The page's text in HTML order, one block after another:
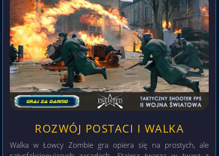
ROZWÓJ POSTACI I WALKA
Walka w Łowcy Zombie gra opiera się na prostych, ale